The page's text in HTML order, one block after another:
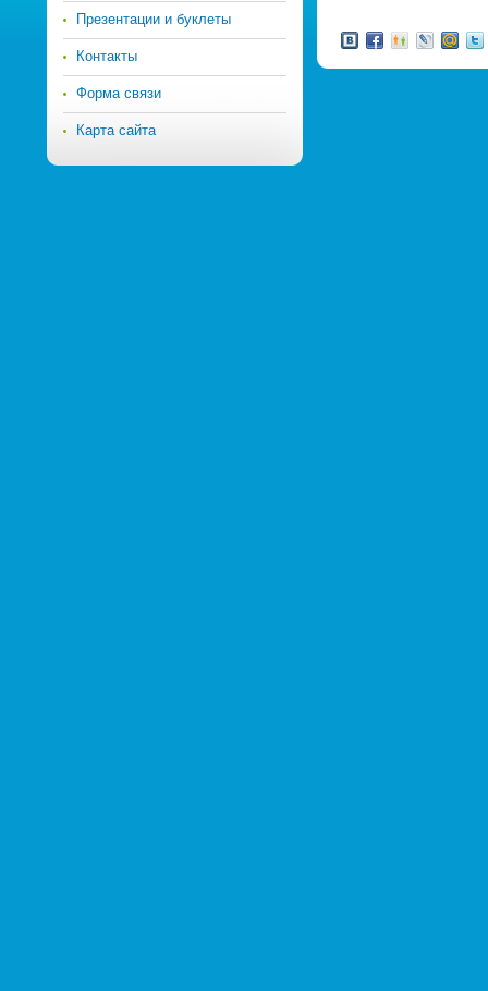
Презентации и буклеты
Контакты
Форма связи
Карта сайта